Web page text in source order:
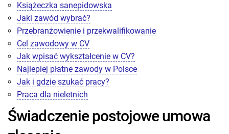
Książeczka sanepidowska
Jaki zawód wybrać?
Przebranżowienie i przekwalifikowanie
Cel zawodowy w CV
Jak wpisać wykształcenie w CV?
Najlepiej płatne zawody w Polsce
Jak i gdzie szukać pracy?
Praca dla nieletnich
Świadczenie postojowe umowa